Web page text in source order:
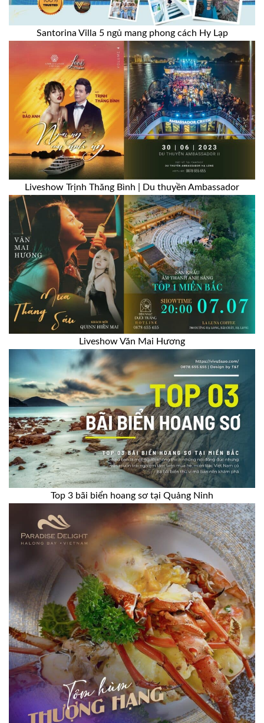
Santorina Villa 5 ngủ mang phong cách Hy Lạp
Liveshow Trịnh Thăng Bình | Du thuyền Ambassador
Liveshow Văn Mai Hương
Top 3 bãi biển hoang sơ tại Quảng Ninh